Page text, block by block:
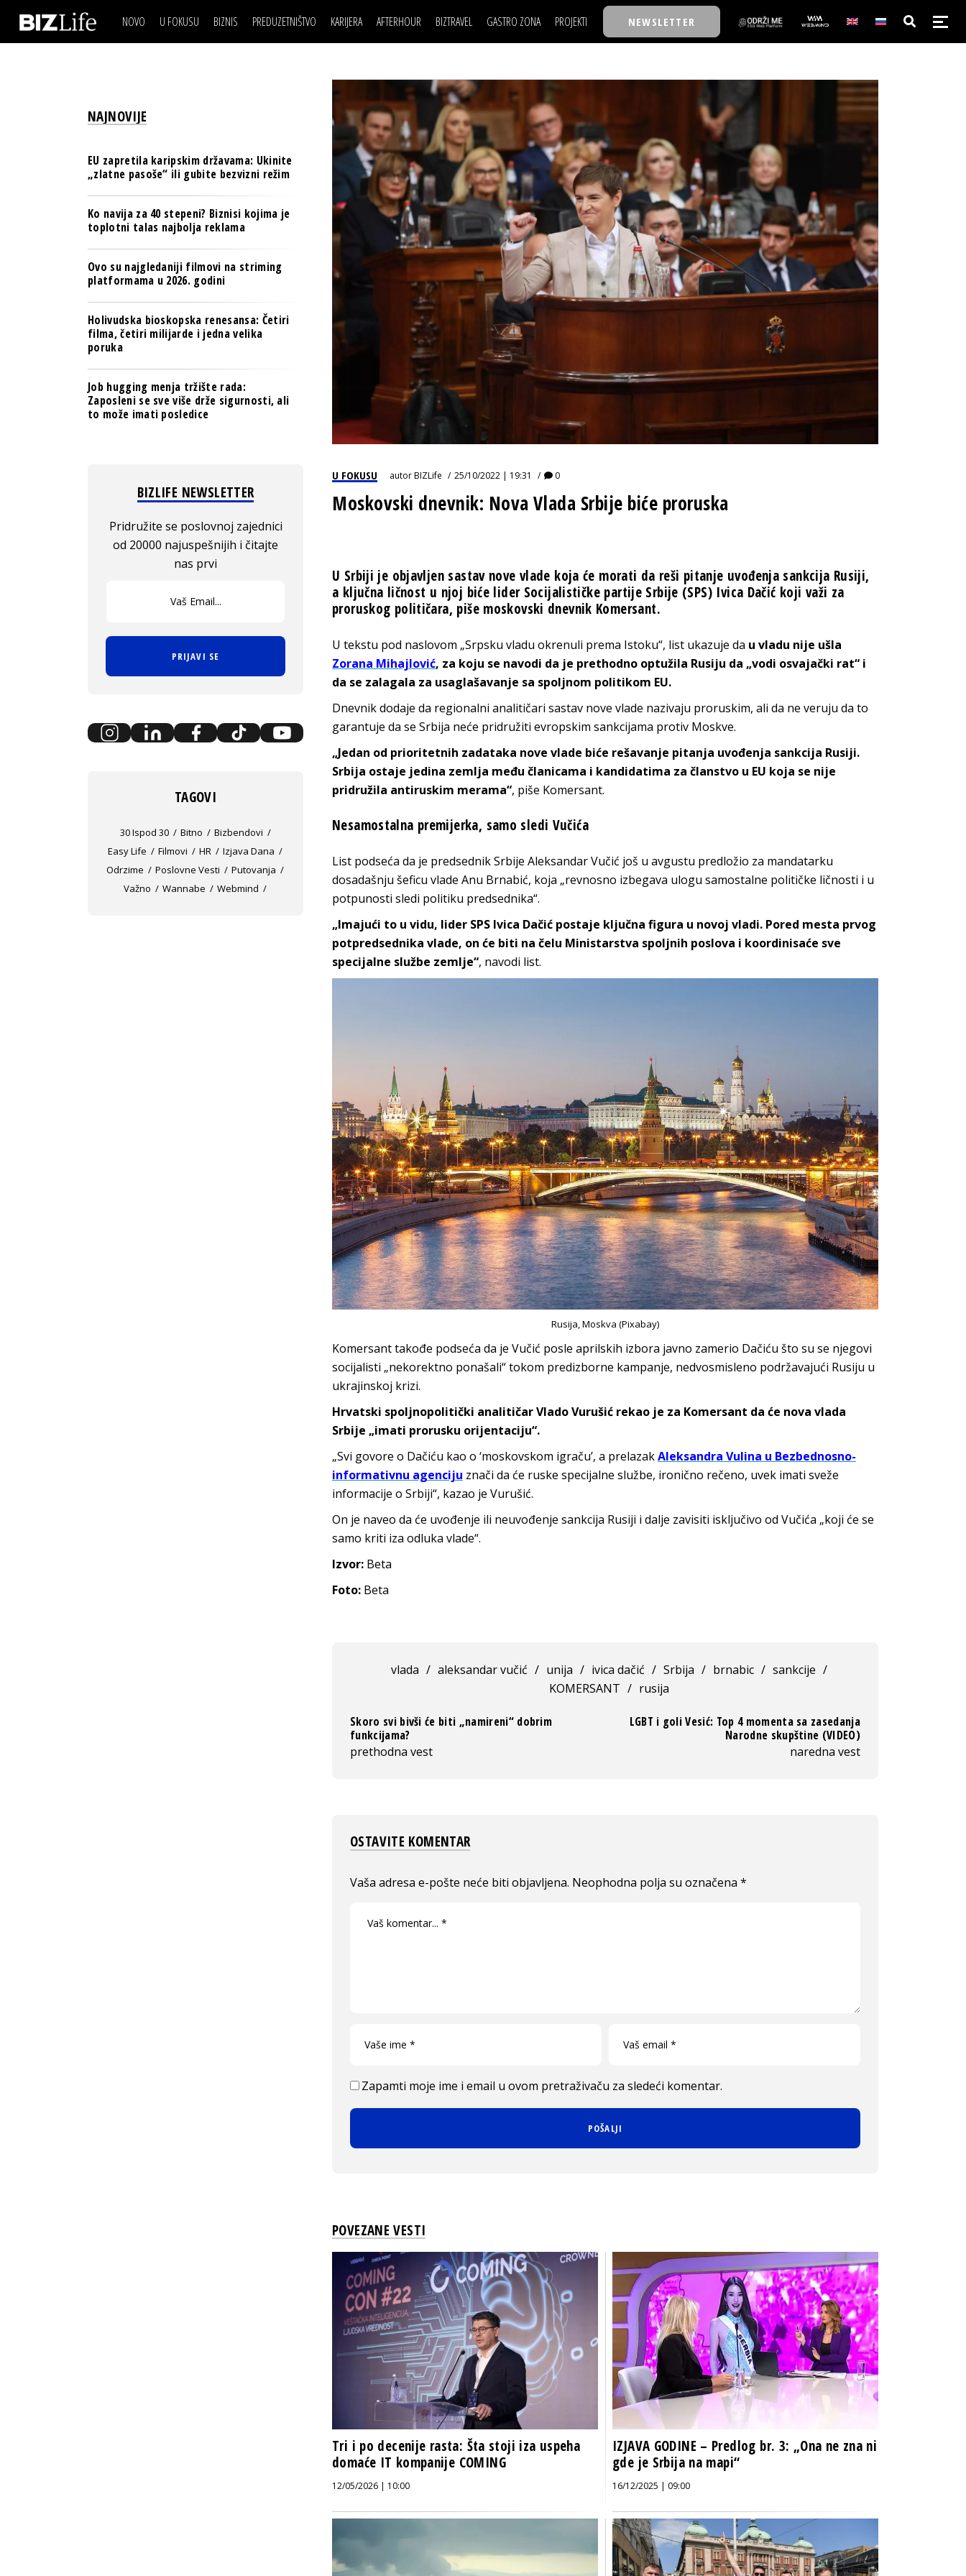
NOVO U FOKUSU BIZNIS
BREND I KOMUNIKACIJE
BANKE
OSIGURANJE
TECH I AI
BIZNIS & SPORT
PULS REGIONA
NOVO NA RAFU
PREDUZETNIŠTVO KARIJERA
MOJ UGAO
USAVRŠAVANJE
KNOW-HOW
AFTERHOUR
KNJIGE
AUTO SVET
STIL
WELLBEING
BIZTRAVEL GASTRO ZONA PROJEKTI
30 ISPOD 30
BACK TO OFFICE/SCHOOL
BIZBENDOVI
BIZKOLEGIJUM
BMW BIZNIS LIGA
BIZLIFE WEEK
IZJAVA GODINE
NEWSLETTER
IZJAVA DANABIZNIS SCENA
BREND I KOMUNIKACIJE
OSIGURANJE
TECH I AI
PULS REGIONA
POSAO
MOJ UGAO
USAVRŠAVANJE
KNOW-HOW
FILM I SCENA
AUTO SVET
STIL
WELLBEING
NAJKOLEGA
30 ISPOD 30
BIZBENDOVI
BIZKOLEGIJUM
BMW BIZNIS LIGA
BIZLIFE WEEK
IZJAVA GODINE
U FOKUSU autorBIZLife 25/10/2022 | 19:31 0
Moskovski dnevnik: Nova Vlada Srbije biće proruska
U Srbiji je objavljen sastav nove vlade koja će morati da reši pitanje uvođenja sankcija Rusiji,
a ključna ličnost u njoj biće lider Socijalističke partije Srbije (SPS) Ivica Dačić koji važi za
proruskog političara, piše moskovski dnevnik Komersant.
U tekstu pod naslovom „Srpsku vladu okrenuli prema Istoku“, list ukazuje da u vladu nije ušla
Zorana Mihajlović, za koju se navodi da je prethodno optužila Rusiju da „vodi osvajački rat“ i
da se zalagala za usaglašavanje sa spoljnom politikom EU.
Dnevnik dodaje da regionalni analitičari sastav nove vlade nazivaju proruskim, ali da ne veruju da to
garantuje da se Srbija neće pridružiti evropskim sankcijama protiv Moskve.
„Jedan od prioritetnih zadataka nove vlade biće rešavanje pitanja uvođenja sankcija Rusiji.
Srbija ostaje jedina zemlja među članicama i kandidatima za članstvo u EU koja se nije
pridružila antiruskim merama“, piše Komersant.
Nesamostalna premijerka, samo sledi Vučića
List podseća da je predsednik Srbije Aleksandar Vučić još u avgustu predložio za mandatarku
dosadašnju šeficu vlade Anu Brnabić, koja „revnosno izbegava ulogu samostalne političke ličnosti i u
potpunosti sledi politiku predsednika“.
„Imajući to u vidu, lider SPS Ivica Dačić postaje ključna figura u novoj vladi. Pored mesta prvog
potpredsednika vlade, on će biti na čelu Ministarstva spoljnih poslova i koordinisaće sve
specijalne službe zemlje“, navodi list.
Rusija, Moskva (Pixabay)
Komersant takođe podseća da je Vučić posle aprilskih izbora javno zamerio Dačiću što su se njegovi
socijalisti „nekorektno ponašali“ tokom predizborne kampanje, nedvosmisleno podržavajući Rusiju u
ukrajinskoj krizi.
Hrvatski spoljnopolitički analitičar Vlado Vurušić rekao je za Komersant da će nova vlada
Srbije „imati prorusku orijentaciju“.
„Svi govore o Dačiću kao o ‘moskovskom igraču’, a prelazakAleksandra Vulina u Bezbednosno-
informativnu agenciju znači da će ruske specijalne službe, ironično rečeno, uvek imati sveže
informacije o Srbiji“, kazao je Vurušić.
On je naveo da će uvođenje ili neuvođenje sankcija Rusiji i dalje zavisiti isključivo od Vučića „koji će se
samo kriti iza odluka vlade“.
Izvor: Beta
Foto: Beta
vlada / aleksandar vučić / unija / ivica dačić / Srbija / brnabic / sankcije /
KOMERSANT / rusija
Skoro svi bivši će biti „namireni“ dobrim
funkcijama?
prethodna vest
LGBT i goli Vesić: Top 4 momenta sa zasedanja
Narodne skupštine (VIDEO)
naredna vest
OSTAVITE KOMENTAR
Vaša adresa e-pošte neće biti objavljena. Neophodna polja su označena *
Zapamti moje ime i email u ovom pretraživaču za sledeći komentar.
POVEZANE VESTI
Tri i po decenije rasta: Šta stoji iza uspeha
domaće IT kompanije COMING
12/05/2026 | 10:00
IZJAVA GODINE – Predlog br. 3: „Ona ne zna ni
gde je Srbija na mapi“
16/12/2025 | 09:00
NAJNOVIJE
EU zapretila karipskim državama: Ukinite
„zlatne pasoše“ ili gubite bezvizni režim
Ko navija za 40 stepeni? Biznisi kojima je
toplotni talas najbolja reklama
Ovo su najgledaniji filmovi na striming
platformama u 2026. godini
Holivudska bioskopska renesansa: Četiri
filma, četiri milijarde i jedna velika
poruka
Job hugging menja tržište rada:
Zaposleni se sve više drže sigurnosti, ali
to može imati posledice
BIZLIFE NEWSLETTER
Pridružite se poslovnoj zajednici
od 20000 najuspešnijih i čitajte
nas prvi
PRIJAVI SE
TAGOVI
30 Ispod 30 Bitno
Bizbendovi
Easy Life
Filmovi HR
Izjava Dana
Odrzime
Poslovne Vesti
Putovanja
Važno
Wannabe Webmind